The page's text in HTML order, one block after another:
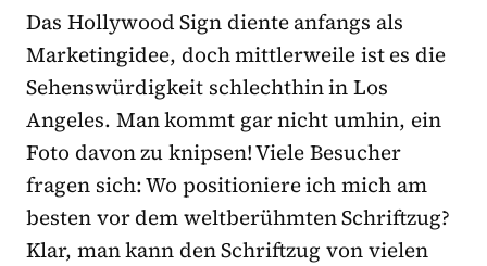
Das Hollywood Sign diente anfangs als
Marketingidee, doch mittlerweile ist es die
Sehenswürdigkeit schlechthin in Los
Angeles. Man kommt gar nicht umhin, ein
Foto davon zu knipsen! Viele Besucher
fragen sich: Wo positioniere ich mich am
besten vor dem weltberühmten Schriftzug?
Klar, man kann den Schriftzug von vielen